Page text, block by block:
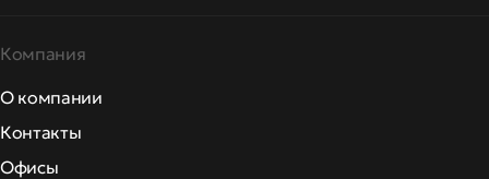
Компания
О компании
Контакты
Офисы